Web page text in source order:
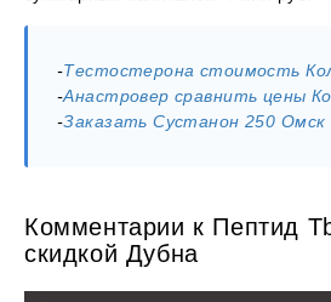
-Тестостерона стоимость
-Анастровер сравнить цены
-Заказать Сустанон 250 Омск
Комментарии к Пептид
скидкой Дубна